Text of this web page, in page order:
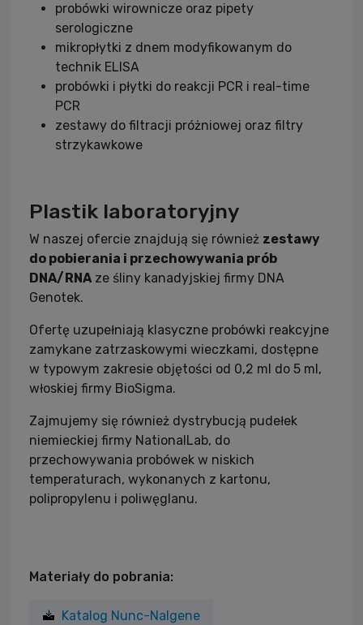
probówki wirownicze oraz pipety
serologiczne
mikropłytki z dnem modyfikowanym do
technik ELISA
probówki i płytki do reakcji PCR i real-time
PCR
zestawy do filtracji próżniowej oraz filtry
strzykawkowe
Plastik laboratoryjny
W naszej ofercie znajdują się również zestawy
do pobierania i przechowywania prób
DNA/RNAze śliny kanadyjskiej firmy DNA
Genotek.
Ofertę uzupełniają klasyczne probówki reakcyjne
zamykane zatrzaskowymi wieczkami, dostępne
w typowym zakresie objętości od 0,2 ml do 5 ml,
włoskiej firmy BioSigma.
Zajmujemy się również dystrybucją pudełek
niemieckiej firmy NationalLab, do
przechowywania probówek w niskich
temperaturach, wykonanych z kartonu,
polipropylenu i poliwęglanu.
Materiały do pobrania:
Katalog Nunc-Nalgene